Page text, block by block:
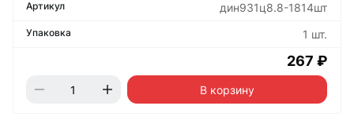
дин931ц8.8-1814шт
1 шт.
267 ₽
В корзину